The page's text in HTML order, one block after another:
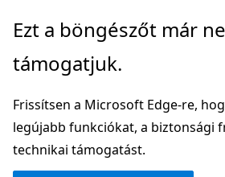
Ugrás
fő
Tovább
oldalon
navigációra
Ezt a böngészőt már
támogatjuk.
Frissítsen a Microsoft Edge-re,
legújabb funkciókat, a biztonsági
technikai támogatást.